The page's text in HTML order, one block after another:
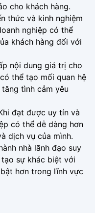
cho khách hàng.
thức và kinh nghiệm
nghiệp có thể
khách hàng đối với
nội dung giá trị cho
thể tạo mối quan hệ
tình cảm yêu
đạt được uy tín và
có thể dễ dàng hơn
dịch vụ của mình.
nhà lãnh đạo suy
sự khác biệt với
hơn trong lĩnh vực